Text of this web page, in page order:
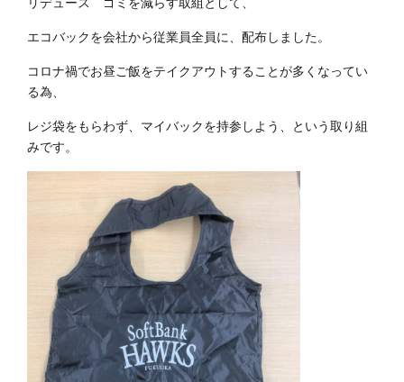
エコバックを会社から従業員全員に、配布しました。
コロナ禍でお昼ご飯をテイクアウトすることが多くなってい
る為、
レジ袋をもらわず、マイバックを持参しよう、という取り組
みです。